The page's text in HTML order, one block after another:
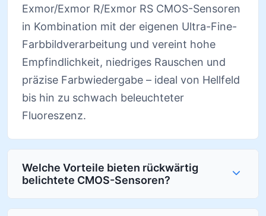
Exmor/Exmor R/Exmor RS CMOS-Sensoren
in Kombination mit der eigenen Ultra-Fine-
Farbbildverarbeitung und vereint hohe
Empfindlichkeit, niedriges Rauschen und
präzise Farbwiedergabe – ideal von Hellfeld
bis hin zu schwach beleuchteter
Fluoreszenz.
Welche Vorteile bieten rückwärtig
belichtete CMOS-Sensoren?